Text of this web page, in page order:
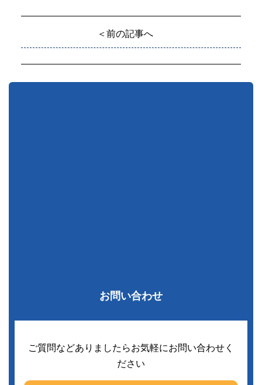
＜前の記事へ
お問い合わせ
ご質問などありましたらお気軽にお問い合わせく
ださい